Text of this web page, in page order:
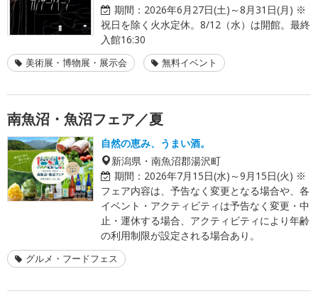
期間： 2026年6月27日(土)～8月31日(月) ※
祝日を除く火水定休。8/12（水）は開館。最終
入館16:30
美術展・博物展・展示会 無料イベント
南魚沼・魚沼フェア／夏
自然の恵み、うまい酒。
新潟県・南魚沼郡湯沢町
期間： 2026年7月15日(水)～9月15日(火) ※
フェア内容は、予告なく変更となる場合や、各
イベント・アクティビティは予告なく変更・中
止・運休する場合、アクティビティにより年齢
の利用制限が設定される場合あり。
グルメ・フードフェス